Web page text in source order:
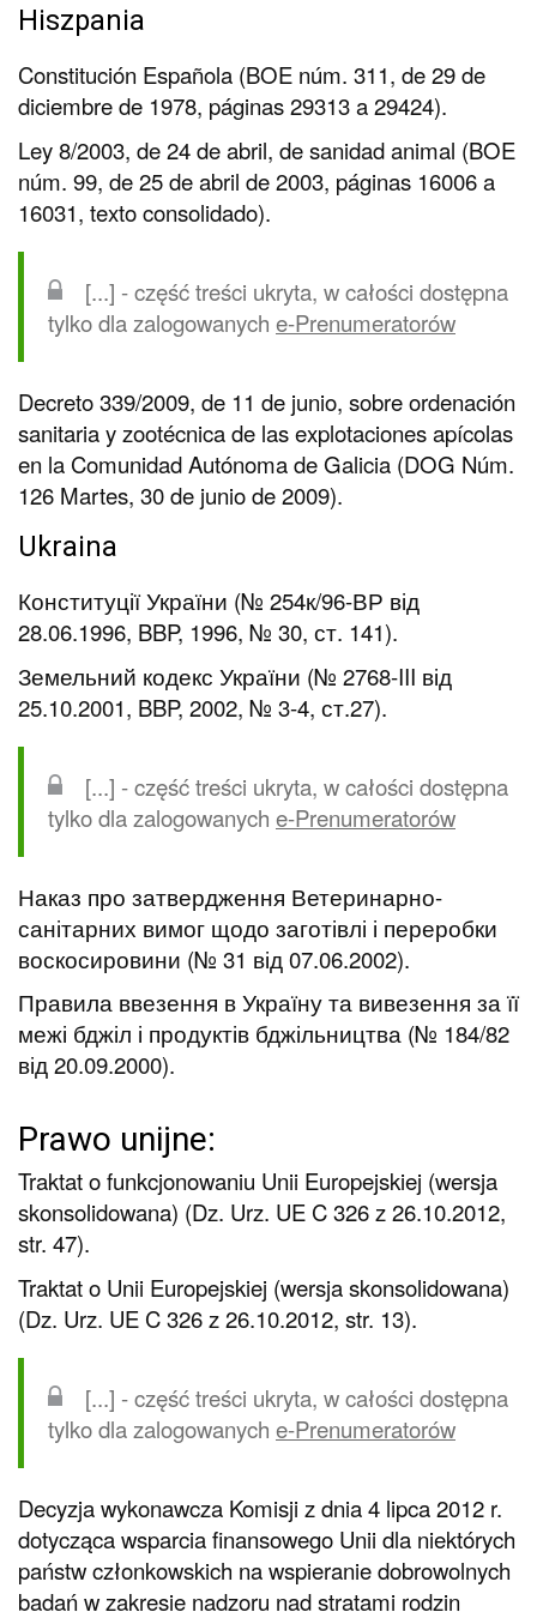
Hiszpania
Constitución Española (BOE núm. 311, de 29 de
diciembre de 1978, páginas 29313 a 29424).
Ley 8/2003, de 24 de abril, de sanidad animal (BOE
núm. 99, de 25 de abril de 2003, páginas 16006 a
16031, texto consolidado).
[...] - część treści ukryta, w całości dostępna
tylko dla zalogowanych e-Prenumeratorów
Decreto 339/2009, de 11 de junio, sobre ordenación
sanitaria y zootécnica de las explotaciones apícolas
en la Comunidad Autónoma de Galicia (DOG Núm.
126 Martes, 30 de junio de 2009).
Ukraina
Конституції України (№ 254к/96-ВР від
28.06.1996, BBP, 1996, № 30, ст. 141).
Земельний кодекс України (№ 2768-III від
25.10.2001, BBP, 2002, № 3-4, ст.27).
[...] - część treści ukryta, w całości dostępna
tylko dla zalogowanych e-Prenumeratorów
Наказ про затвердження Ветеринарно-
санітарних вимог щодо заготівлі і переробки
воскосировини (№ 31 від 07.06.2002).
Правила ввезення в Україну та вивезення за її
межі бджіл і продуктів бджільництва (№ 184/82
від 20.09.2000).
Prawo unijne:
Traktat o funkcjonowaniu Unii Europejskiej (wersja
skonsolidowana) (Dz. Urz. UE C 326 z 26.10.2012,
str. 47).
Traktat o Unii Europejskiej (wersja skonsolidowana)
(Dz. Urz. UE C 326 z 26.10.2012, str. 13).
[...] - część treści ukryta, w całości dostępna
tylko dla zalogowanych e-Prenumeratorów
Decyzja wykonawcza Komisji z dnia 4 lipca 2012 r.
dotycząca wsparcia finansowego Unii dla niektórych
państw członkowskich na wspieranie dobrowolnych
badań w zakresie nadzoru nad stratami rodzin